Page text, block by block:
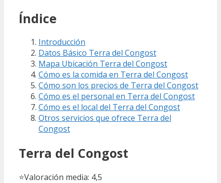
Índice
Introducción
Datos Básico Terra del Congost
Mapa Ubicación Terra del Congost
Cómo es la comida en Terra del Congost
Cómo son los precios de Terra del Congost
Cómo es el personal en Terra del Congost
Cómo es el local del Terra del Congost
Otros servicios que ofrece Terra del
Congost
Terra del Congost
⭐Valoración media: 4,5